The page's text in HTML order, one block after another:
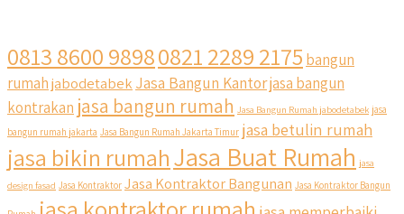
0813 8600 98980821 2289 2175 bangun
rumahjabodetabek Jasa Bangun Kantorjasa bangun
kontrakan jasa bangun rumah Jasa Bangun Rumah jabodetabek jasa
bangun rumah jakarta Jasa Bangun Rumah Jakarta Timur jasa betulin rumah
jasa bikin rumahJasa Buat Rumah jasa
design fasad Jasa Kontraktor Jasa Kontraktor Bangunan Jasa Kontraktor Bangun